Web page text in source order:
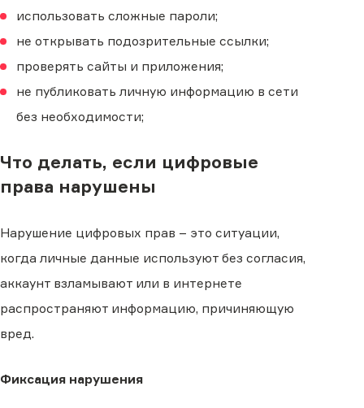
использовать сложные пароли;
не открывать подозрительные ссылки;
проверять сайты и приложения;
не публиковать личную информацию в сети
без необходимости;
Что делать, если цифровые
права нарушены
Нарушение цифровых прав – это ситуации,
когда личные данные используют без согласия,
аккаунт взламывают или в интернете
распространяют информацию, причиняющую
вред.
Фиксация нарушения